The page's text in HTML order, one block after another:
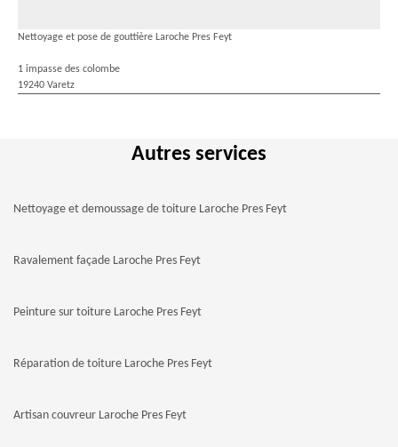
Nettoyage et pose de gouttière Laroche Pres Feyt
1 impasse des colombe
19240 Varetz
Autres services
Nettoyage et demoussage de toiture Laroche Pres Feyt
Ravalement façade Laroche Pres Feyt
Peinture sur toiture Laroche Pres Feyt
Réparation de toiture Laroche Pres Feyt
Artisan couvreur Laroche Pres Feyt